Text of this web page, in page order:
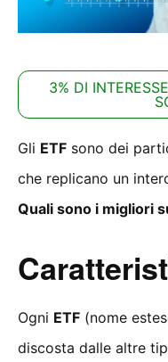
3% DI
Gli ETF sono dei
che replicano un
Quali sono i migliori
Ogni ETF (nome
discosta dalle altre